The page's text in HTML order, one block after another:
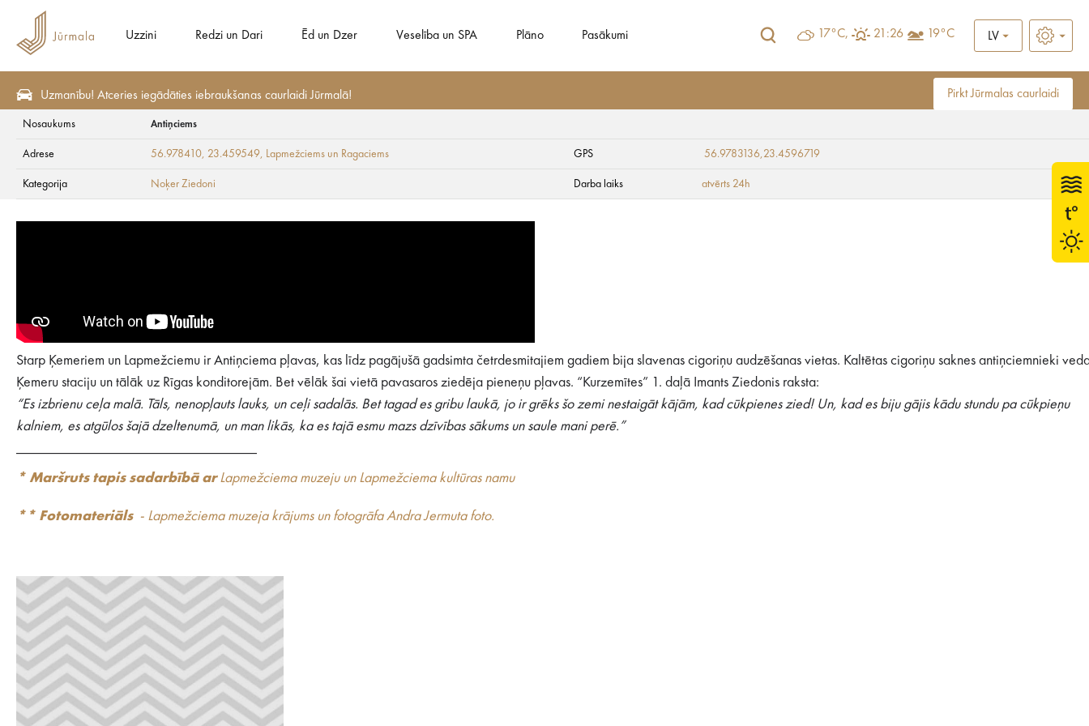
Uzzini Redzi un Dari Ēd un Dzer Veselība un SPA Plāno Pasākumi 17°C, 21:26 19°C LV
Uzmanību! Atceries iegādāties iebraukšanas caurlaidi Jūrmalā! Pirkt Jūrmalas caurlaidi
Maršruti un ekskursijas
Antiņciems
Nosaukums Antiņciems
Adrese 56.978410, 23.459549, Lapmežciems un Ragaciems GPS 56.9783136,23.4596719
Kategorija Noķer Ziedoni Darba laiks atvērts 24h
Starp Ķemeriem un Lapmežciemu ir Antiņciema pļavas, kas līdz pagājušā gadsimta četrdesmitajiem gadiem bija slavenas cigoriņu audzēšanas vietas. Kaltētas cigoriņu saknes antiņciemnieki
Ķemeru staciju un tālāk uz Rīgas konditorejām. Bet vēlāk šai vietā pavasaros ziedēja pieneņu pļavas. “Kurzemītes” 1. daļā Imants Ziedonis raksta:
“Es izbrienu ceļa malā. Tāls, nenopļauts lauks, un ceļi sadalās. Bet tagad es gribu laukā, jo ir grēks šo zemi nestaigāt kājām, kad cūkpienes zied! Un, kad es biju gājis kādu stundu pa cūkpieņu
kalniem, es atgūlos šajā dzeltenumā, un man likās, ka es tajā esmu mazs dzīvības sākums un saule mani perē.”
* Maršruts tapis sadarbībā arLapmežciema muzeju un Lapmežciema kultūras namu
** Fotomateriāls - Lapmežciema muzeja krājums un fotogrāfa Andra Jermuta foto.